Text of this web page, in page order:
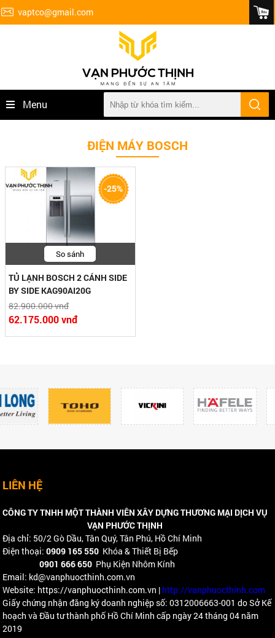
vaptco@gmail.com
Menu
ĐIỆN MÁY BOSCH
So sánh
TỦ LẠNH BOSCH 2 CÁNH SIDE
BY SIDE KAG90AI20G
82.900.000 vnđ
62.175.000 vnđ
-25%
LIÊN HỆ
CÔNG TY TNHH MỘT THÀNH VIÊN XÂY DỰNG THƯƠNG MẠI DỊCH VỤ
VẠN PHƯỚC THỊNH
Địa chỉ: 50/2 Gò Dầu, Tân Quý, Tân Phú, Hồ Chí Minh
Điện thoại:0909 165 550 Khóa & Thiết Bị Bếp
0901 666 650 Phụ Kiện Nhôm Kính
Email: kd@vanphuocthinh.com.vn
Website: https://vanphuocthinh.com.vn | http://vanphuocthinh.com
Giấy chứng nhận đăng ký doanh nghiệp số: 0312006663-001 do Sở Kế
hoạch và Đầu tư thành phố Hồ Chí Minh cấp ngày 24 tháng 04 năm
2019